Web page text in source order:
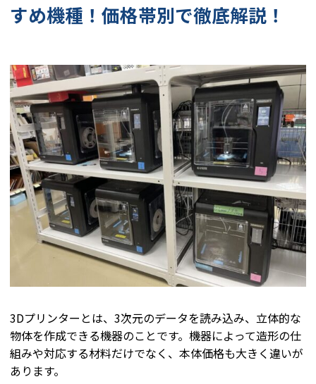
すめ機種！価格帯別で徹底解説！
3Dプリンターとは、3次元のデータを読み込み、立体的な
物体を作成できる機器のことです。機器によって造形の仕
組みや対応する材料だけでなく、本体価格も大きく違いが
あります。